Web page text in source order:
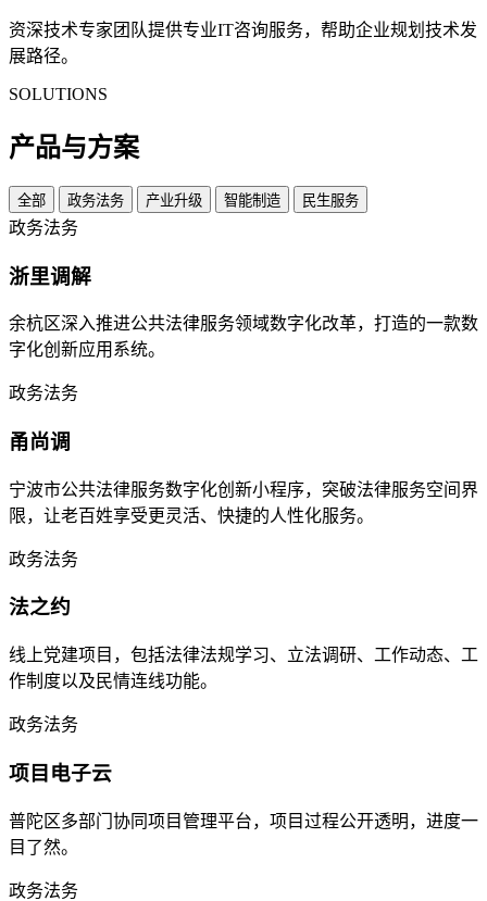
资深技术专家团队提供专业IT咨询服务，帮助企业规划技术发
展路径。
SOLUTIONS
产品与方案
全部 政务法务 产业升级 智能制造 民生服务
政务法务
浙里调解
余杭区深入推进公共法律服务领域数字化改革，打造的一款数
字化创新应用系统。
政务法务
甬尚调
宁波市公共法律服务数字化创新小程序，突破法律服务空间界
限，让老百姓享受更灵活、快捷的人性化服务。
政务法务
法之约
线上党建项目，包括法律法规学习、立法调研、工作动态、工
作制度以及民情连线功能。
政务法务
项目电子云
普陀区多部门协同项目管理平台，项目过程公开透明，进度一
目了然。
政务法务